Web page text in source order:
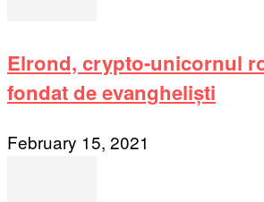
Elrond, crypto-unicornul
fondat de evangheliști
February 15, 2021